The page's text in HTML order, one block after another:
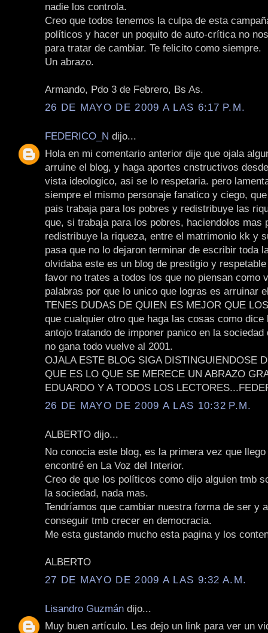
nadie los controla.
Creo que todos tenemos la culpa de esta
políticos y hacer un poquito de auto-crítica no
para tratar de cambiar. Te felicito como siempre.
Un abrazo.
Armando, Pdo 3 de Febrero, Bs As.
26 DE MAYO DE 2009 A LAS 6:17 P.M.
FEDERICO_N dijo...
Hola en mi comentario anterior dije que ojala
arruine el blog, y haga aportes cnstructivos
vista ideologico, asi se lo respetaria. pero
siempre el mismo personaje fanatico y ciego,
pais trabaja para los pobres y redistribuye las
que, si trabaja para los pobres, haciendolos mas
redistribuye la riqueza, entre el matrimonio kk y
pasa que no lo dejaron terminar de escribir toda
olvidaba este es un blog de prestigio y
favor no trates a todos los que no piensan como
palabras por que lo unico que logras es arruinar
TENES DUDAS DE QUIEN ES MEJOR QUE
que cualquier otro que haga las cosas como
antojo tratando de imponer panico en la sociedad
no gana todo vuelve al 2001.
OJALA ESTE BLOG SIGA DISTINGUIENDOSE
QUE ES LO QUE SE MERECE UN ABRAZO
EDUARDO Y A TODOS LOS
26 DE MAYO DE 2009 A LAS 10:32 P.M.
ALBERTO dijo...
No conocia este blog, es la primera vez que
encontré en La Voz del Interior.
Creo de que los políticos como dijo alguien tmb
la sociedad, nada mas.
Tendríamos que cambiar nuestra forma de ser y
conseguir tmb crecer en democracia.
Me esta gustando mucho esta pagina y los
ALBERTO
27 DE MAYO DE 2009 A LAS 9:32 A.M.
Lisandro Guzmán dijo...
Muy buen artículo. Les dejo un link para ver un